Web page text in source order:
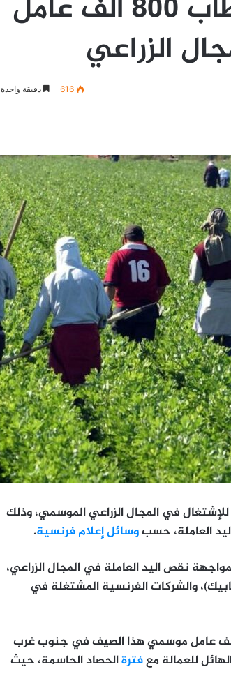
فرنسا تتجه نحو استقطاب 800 ألف عامل
الزراعي
616 دقيقة واحدة
في المجال الزراعي الموسمي، وذلك
العاملة، حسبوسائل إعلام فرنسية.
نقص اليد العاملة في المجال الزراعي،
والشركات الفرنسية المشتغلة في
الشركات الزراعية الفرنسية توظيف حوالي 800 ألف عامل موسمي هذا الصيف في جنوب غرب
للعمالة معفترةالحصاد الحاسمة، حيث